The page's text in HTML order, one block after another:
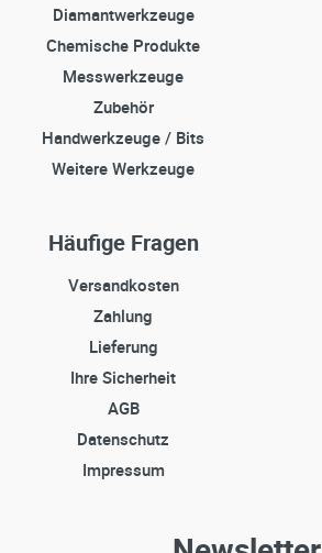
Diamantwerkzeuge
Chemische Produkte
Messwerkzeuge
Zubehör
Handwerkzeuge / Bits
Weitere Werkzeuge
Häufige Fragen
Versandkosten
Zahlung
Lieferung
Ihre Sicherheit
AGB
Datenschutz
Impressum